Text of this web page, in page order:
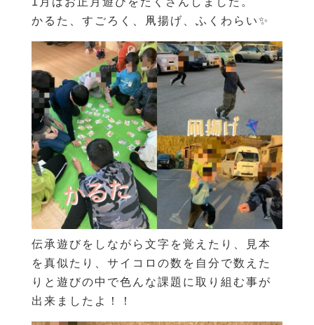
かるた、すごろく、凧揚げ、ふくわらい✨
伝承遊びをしながら文字を覚えたり、見本
を真似たり、サイコロの数を自分で数えた
りと遊びの中で色んな課題に取り組む事が
出来ましたよ！！